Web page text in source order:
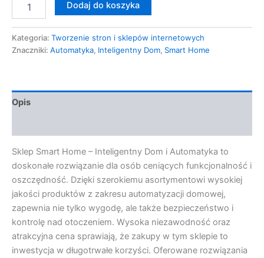
Dodaj do koszyka
Kategoria: Tworzenie stron i sklepów internetowych
Znaczniki: Automatyka, Inteligentny Dom, Smart Home
Opis
Sklep Smart Home – Inteligentny Dom i Automatyka to
doskonałe rozwiązanie dla osób ceniących funkcjonalność i
oszczędność. Dzięki szerokiemu asortymentowi wysokiej
jakości produktów z zakresu automatyzacji domowej,
zapewnia nie tylko wygodę, ale także bezpieczeństwo i
kontrolę nad otoczeniem. Wysoka niezawodność oraz
atrakcyjna cena sprawiają, że zakupy w tym sklepie to
inwestycja w długotrwałe korzyści. Oferowane rozwiązania